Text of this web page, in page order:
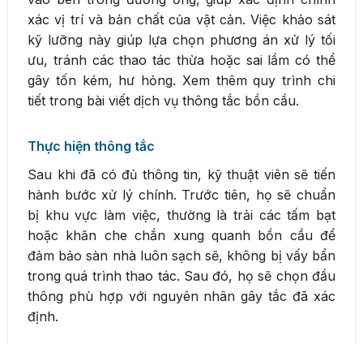
xác vị trí và bản chất của vật cản. Việc khảo sát
kỹ lưỡng này giúp lựa chọn phương án xử lý tối
ưu, tránh các thao tác thừa hoặc sai lầm có thể
gây tốn kém, hư hỏng. Xem thêm quy trình chi
tiết trong bài viết dịch vụ thông tắc bồn cầu.
Thực hiện thông tắc
Sau khi đã có đủ thông tin, kỹ thuật viên sẽ tiến
hành bước xử lý chính. Trước tiên, họ sẽ chuẩn
bị khu vực làm việc, thường là trải các tấm bạt
hoặc khăn che chắn xung quanh bồn cầu để
đảm bảo sàn nhà luôn sạch sẽ, không bị vấy bẩn
trong quá trình thao tác. Sau đó, họ sẽ chọn đầu
thông phù hợp với nguyên nhân gây tắc đã xác
định.